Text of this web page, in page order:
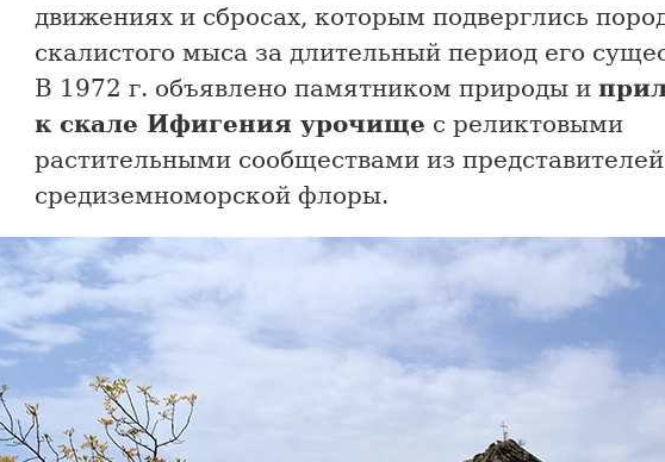
движениях и сбросах, которым подверглись
скалистого мыса за длительный период его
В 1972 г. объявлено памятником природы и
к скале Ифигения урочище с реликтовыми
растительными сообществами из представителей
средиземноморской флоры.